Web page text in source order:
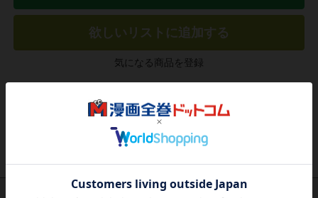
欲しいリストに追加する
気になる商品を登録
作品レビュー （関連商品を含む）